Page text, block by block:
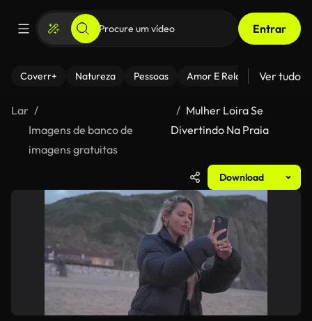
Entrar
Coverr+ Natureza Pessoas Amor E Relacionamentos
Ver tudo
Lar
Imagens de banco de
imagens gratuitas
Mulher Loira Se
Divertindo Na Praia
Download